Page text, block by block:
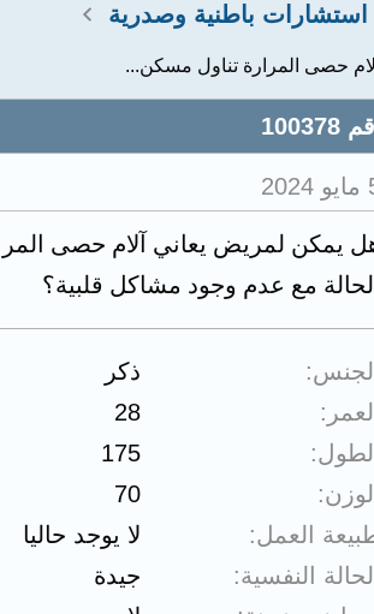
استشارات باطنية وصدرية
حصى المرارة تناول مسكن...
يمكن لمريض يعاني آلام حصى
مع عدم وجود مشاكل قلبية؟
الجنس
ذكر
العمر
28
الطول
175
الوزن
70
العمل
لا يوجد حاليا
الحالة النفسية
جيدة